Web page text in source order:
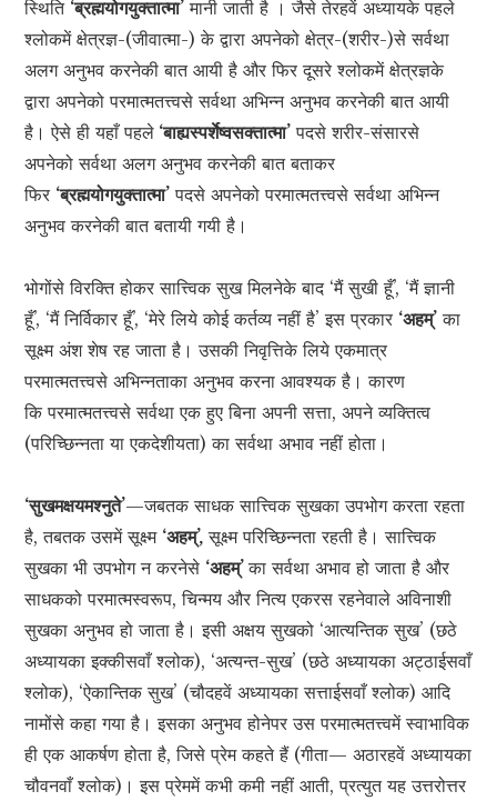
स्थिति ‘ब्रह्मयोगयुक्तात्मा’ मानी जाती है । जैसे तेरहवें अध्यायके पहले
श्लोकमें क्षेत्रज्ञ-(जीवात्मा-) के द्वारा अपनेको क्षेत्र-(शरीर-)से सर्वथा
अलग अनुभव करनेकी बात आयी है और फिर दूसरे श्लोकमें क्षेत्रज्ञके
द्वारा अपनेको परमात्मतत्त्वसे सर्वथा अभिन्न अनुभव करनेकी बात आयी
है। ऐसे ही यहाँ पहले ‘बाह्यस्पर्शेष्वसक्तात्मा’ पदसे शरीर-संसारसे
अपनेको सर्वथा अलग अनुभव करनेकी बात बताकर
फिर ‘ब्रह्मयोगयुक्तात्मा’ पदसे अपनेको परमात्मतत्त्वसे सर्वथा अभिन्न
अनुभव करनेकी बात बतायी गयी है।
भोगोंसे विरक्ति होकर सात्त्विक सुख मिलनेके बाद ‘मैं सुखी हूँ’, ‘मैं ज्ञानी
हूँ’, ‘मैं निर्विकार हूँ’, ‘मेरे लिये कोई कर्तव्य नहीं है’ इस प्रकार ‘अहम्’ का
सूक्ष्म अंश शेष रह जाता है। उसकी निवृत्तिके लिये एकमात्र
परमात्मतत्त्वसे अभिन्नताका अनुभव करना आवश्यक है। कारण
कि परमात्मतत्त्वसे सर्वथा एक हुए बिना अपनी सत्ता, अपने व्यक्तित्व
(परिच्छिन्नता या एकदेशीयता) का सर्वथा अभाव नहीं होता।
‘सुखमक्षयमश्नुते’—जबतक साधक सात्त्विक सुखका उपभोग करता रहता
है, तबतक उसमें सूक्ष्म ‘अहम्’, सूक्ष्म परिच्छिन्नता रहती है। सात्त्विक
सुखका भी उपभोग न करनेसे ‘अहम्’का सर्वथा अभाव हो जाता है और
साधकको परमात्मस्वरूप, चिन्मय और नित्य एकरस रहनेवाले अविनाशी
सुखका अनुभव हो जाता है। इसी अक्षय सुखको ‘आत्यन्तिक सुख’ (छठे
अध्यायका इक्कीसवाँ श्लोक), ‘अत्यन्त-सुख’ (छठे अध्यायका अट्ठाईसवाँ
श्लोक), ‘ऐकान्तिक सुख’ (चौदहवें अध्यायका सत्ताईसवाँ श्लोक) आदि
नामोंसे कहा गया है। इसका अनुभव होनेपर उस परमात्मतत्त्वमें स्वाभाविक
ही एक आकर्षण होता है, जिसे प्रेम कहते हैं (गीता— अठारहवें अध्यायका
चौवनवाँ श्लोक)। इस प्रेममें कभी कमी नहीं आती, प्रत्युत यह उत्तरोत्तर